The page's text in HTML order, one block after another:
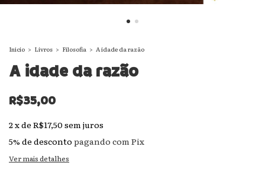
Início > Livros > Filosofia > A idade da razão
A idade da razão
R$35,00
2xde R$17,50 sem juros
5% de desconto pagando com Pix
Ver mais detalhes